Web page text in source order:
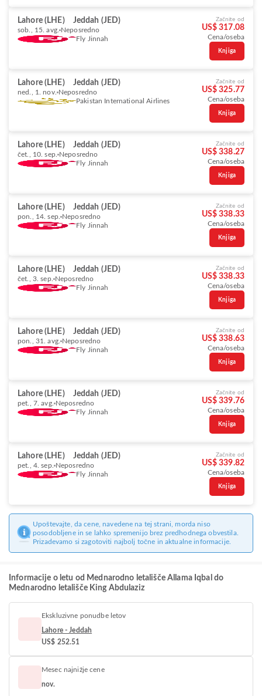
Lahore (LHE) Jeddah (JED)
sob., 15. avg. Neposredno
Fly Jinnah
Začnite od
US$ 317.08
Cena/oseba
Knjiga
Lahore (LHE) Jeddah (JED)
ned., 1. nov. Neposredno
Pakistan International Airlines
Začnite od
US$ 325.77
Cena/oseba
Knjiga
Lahore (LHE) Jeddah (JED)
čet., 10. sep. Neposredno
Fly Jinnah
Začnite od
US$ 338.27
Cena/oseba
Knjiga
Lahore (LHE) Jeddah (JED)
pon., 14. sep. Neposredno
Fly Jinnah
Začnite od
US$ 338.33
Cena/oseba
Knjiga
Lahore (LHE) Jeddah (JED)
čet., 3. sep. Neposredno
Fly Jinnah
Začnite od
US$ 338.33
Cena/oseba
Knjiga
Lahore (LHE) Jeddah (JED)
pon., 31. avg. Neposredno
Fly Jinnah
Začnite od
US$ 338.63
Cena/oseba
Knjiga
Lahore (LHE) Jeddah (JED)
pet., 7. avg. Neposredno
Fly Jinnah
Začnite od
US$ 339.76
Cena/oseba
Knjiga
Lahore (LHE) Jeddah (JED)
pet., 4. sep. Neposredno
Fly Jinnah
Začnite od
US$ 339.82
Cena/oseba
Knjiga
Upoštevajte, da cene, navedene na tej strani, morda niso
posodobljene in se lahko spremenijo brez predhodnega obvestila.
Prizadevamo si zagotoviti najbolj točne in aktualne informacije.
Informacije o letu od Mednarodno letališče Allama Iqbal do
Mednarodno letališče King Abdulaziz
Ekskluzivne ponudbe letov
Lahore - Jeddah
US$ 252.51
Mesec najnižje cene
nov.